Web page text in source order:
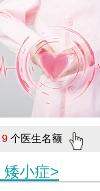
9 个医生名额
矮小症>